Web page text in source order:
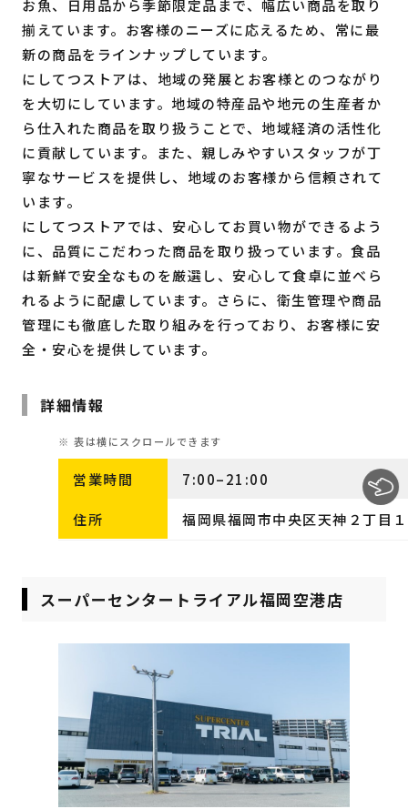
お魚、日用品から季節限定品まで、幅広い商品を取り
揃えています。お客様のニーズに応えるため、常に最
新の商品をラインナップしています。
にしてつストアは、地域の発展とお客様とのつながり
を大切にしています。地域の特産品や地元の生産者か
ら仕入れた商品を取り扱うことで、地域経済の活性化
に貢献しています。また、親しみやすいスタッフが丁
寧なサービスを提供し、地域のお客様から信頼されて
います。
にしてつストアでは、安心してお買い物ができるよう
に、品質にこだわった商品を取り扱っています。食品
は新鮮で安全なものを厳選し、安心して食卓に並べら
れるように配慮しています。さらに、衛生管理や商品
管理にも徹底した取り組みを行っており、お客様に安
全・安心を提供しています。
詳細情報
営業時間 7:00–21:00
住所 福岡県福岡市中央区天神２丁目
スーパーセンタートライアル福岡空港店